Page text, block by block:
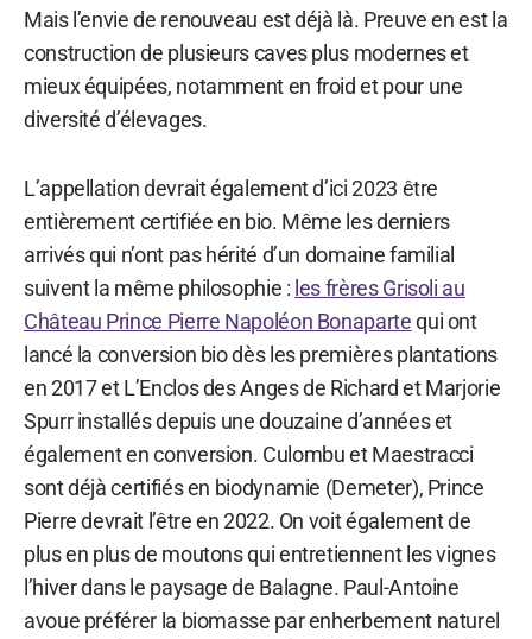
Mais l’envie de renouveau est déjà là. Preuve en est la
construction de plusieurs caves plus modernes et
mieux équipées, notamment en froid et pour une
diversité d’élevages.
L’appellation devrait également d’ici 2023 être
entièrement certifiée en bio. Même les derniers
arrivés qui n’ont pas hérité d’un domaine familial
suivent la même philosophie : les frères Grisoli au
Château Prince Pierre Napoléon Bonapartequi ont
lancé la conversion bio dès les premières plantations
en 2017 et L’Enclos des Anges de Richard et Marjorie
Spurr installés depuis une douzaine d’années et
également en conversion. Culombu et Maestracci
sont déjà certifiés en biodynamie (Demeter), Prince
Pierre devrait l’être en 2022. On voit également de
plus en plus de moutons qui entretiennent les vignes
l’hiver dans le paysage de Balagne. Paul-Antoine
avoue préférer la biomasse par enherbement naturel